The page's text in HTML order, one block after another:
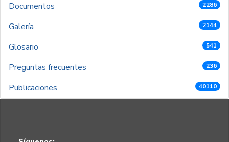
Documentos 2286
Galería 2144
Glosario 541
Preguntas frecuentes 236
Publicaciones 40110